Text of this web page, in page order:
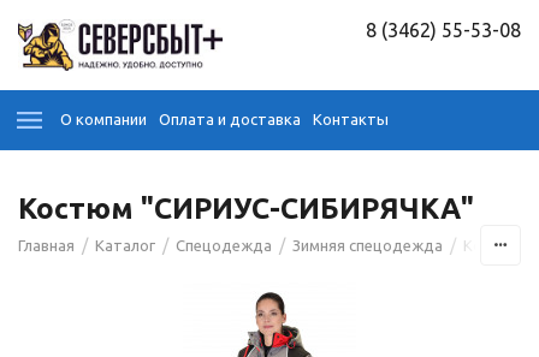
8 (3462) 55-53-08
О компании Оплата и доставка Контакты
Костюм "СИРИУС-СИБИРЯЧКА"
Главная / Каталог / Спецодежда / Зимняя спецодежда / Костюмы